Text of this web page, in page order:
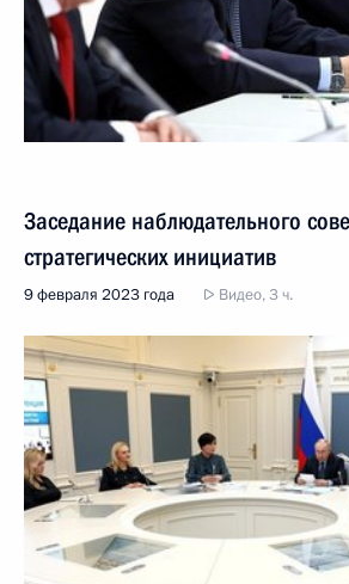
Заседание наблюдательного
стратегических инициатив
9 февраля 2023 года Видео, 3 ч.